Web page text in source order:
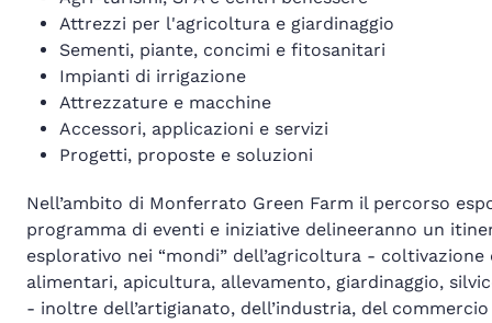
Attrezzi per l'agricoltura e giardinaggio
Sementi, piante, concimi e fitosanitari
Impianti di irrigazione
Attrezzature e macchine
Accessori, applicazioni e servizi
Progetti, proposte e soluzioni
Nell’ambito di Monferrato Green Farm il percorso
programma di eventi e iniziative delineeranno un
esplorativo nei “mondi” dell’agricoltura - coltivazione
alimentari, apicultura, allevamento, giardinaggio,
- inoltre dell’artigianato, dell’industria, del commercio